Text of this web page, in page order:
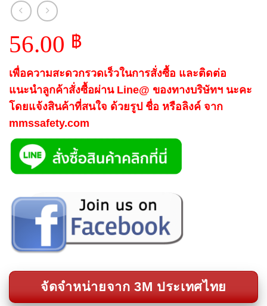
56.00 ฿
เพื่อความสะดวกรวดเร็วในการสั่งซื้อ และติดต่อ
แนะนำลูกค้าสั่งซื้อผ่าน Line@ ของทางบริษัทฯ นะคะ
โดยแจ้งสินค้าที่สนใจ ด้วยรูป ชื่อ หรือลิงค์ จาก
mmssafety.com
จัดจำหน่ายจาก 3M ประเทศไทย